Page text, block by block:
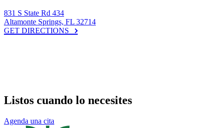
831 S State Rd 434
Altamonte Springs, FL 32714
GET DIRECTIONS
Listos cuando lo necesites
Agenda una cita